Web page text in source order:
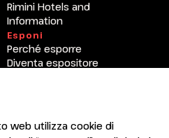
web utilizza cookie di
Rimini Hotels and
Information
Esponi
Perché esporre
Diventa espositore